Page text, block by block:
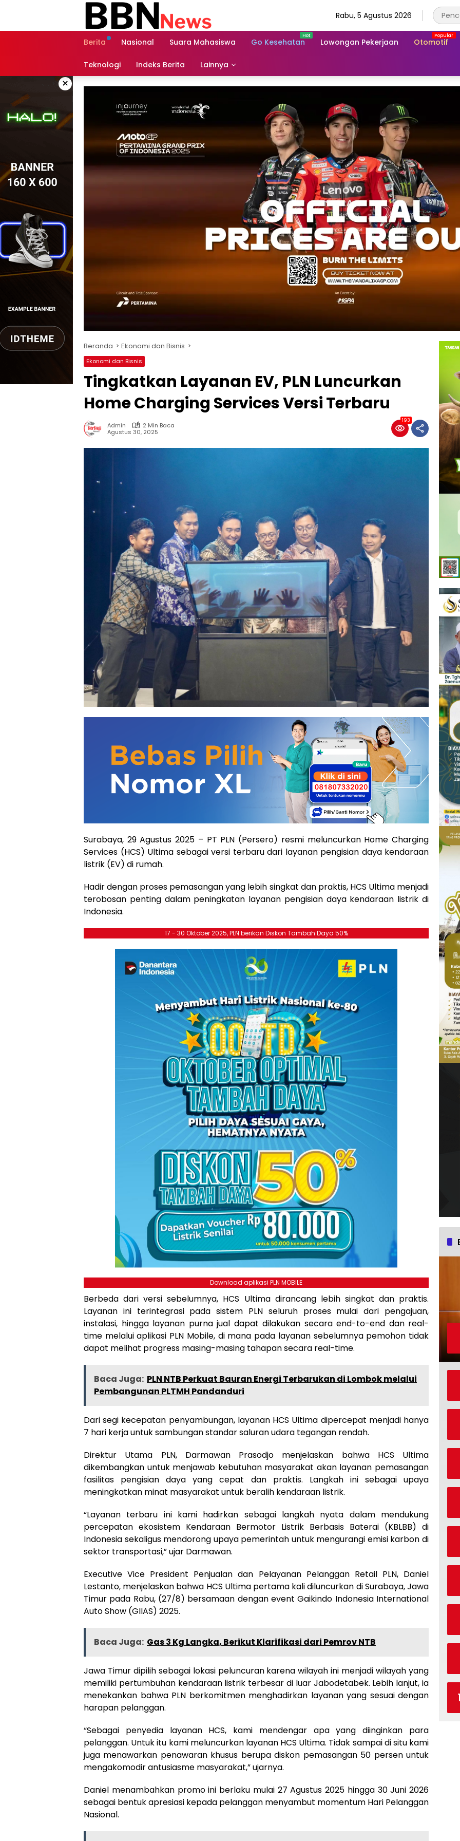
Rabu, 5 Agustus 2026
Berita Nasional Suara Mahasiswa Go Kesehatan Lowongan Pekerjaan Otomotif
Teknologi Indeks Berita Lainnya
×
Beranda Ekonomi dan Bisnis
Ekonomi dan Bisnis
Tingkatkan Layanan EV, PLN Luncurkan
Home Charging Services Versi Terbaru
Admin
2 Min Baca
Agustus 30, 2025
193
Surabaya, 29 Agustus 2025 – PT PLN (Persero) resmi meluncurkan Home Charging
Services (HCS) Ultima sebagai versi terbaru dari layanan pengisian daya kendaraan
listrik (EV) di rumah.
Hadir dengan proses pemasangan yang lebih singkat dan praktis, HCS Ultima menjadi
terobosan penting dalam peningkatan layanan pengisian daya kendaraan listrik di
Indonesia.
17 - 30 Oktober 2025, PLN berikan Diskon Tambah Daya 50%
Download aplikasi PLN MOBILE
Berbeda dari versi sebelumnya, HCS Ultima dirancang lebih singkat dan praktis.
Layanan ini terintegrasi pada sistem PLN seluruh proses mulai dari pengajuan,
instalasi, hingga layanan purna jual dapat dilakukan secara end-to-end dan real-
time melalui aplikasi PLN Mobile, di mana pada layanan sebelumnya pemohon tidak
dapat melihat progress masing-masing tahapan secara real-time.
Baca Juga: PLN NTB Perkuat Bauran Energi Terbarukan di Lombok melalui
Pembangunan PLTMH Pandanduri
Dari segi kecepatan penyambungan, layanan HCS Ultima dipercepat menjadi hanya
7 hari kerja untuk sambungan standar saluran udara tegangan rendah.
Direktur Utama PLN, Darmawan Prasodjo menjelaskan bahwa HCS Ultima
dikembangkan untuk menjawab kebutuhan masyarakat akan layanan pemasangan
fasilitas pengisian daya yang cepat dan praktis. Langkah ini sebagai upaya
meningkatkan minat masyarakat untuk beralih kendaraan listrik.
“Layanan terbaru ini kami hadirkan sebagai langkah nyata dalam mendukung
percepatan ekosistem Kendaraan Bermotor Listrik Berbasis Baterai (KBLBB) di
Indonesia sekaligus mendorong upaya pemerintah untuk mengurangi emisi karbon di
sektor transportasi,” ujar Darmawan.
Executive Vice President Penjualan dan Pelayanan Pelanggan Retail PLN, Daniel
Lestanto, menjelaskan bahwa HCS Ultima pertama kali diluncurkan di Surabaya, Jawa
Timur pada Rabu, (27/8) bersamaan dengan event Gaikindo Indonesia International
Auto Show (GIIAS) 2025.
Baca Juga: Gas 3 Kg Langka, Berikut Klarifikasi dari Pemrov NTB
Jawa Timur dipilih sebagai lokasi peluncuran karena wilayah ini menjadi wilayah yang
memiliki pertumbuhan kendaraan listrik terbesar di luar Jabodetabek. Lebih lanjut, ia
menekankan bahwa PLN berkomitmen menghadirkan layanan yang sesuai dengan
harapan pelanggan.
“Sebagai penyedia layanan HCS, kami mendengar apa yang diinginkan para
pelanggan. Untuk itu kami meluncurkan layanan HCS Ultima. Tidak sampai di situ kami
juga menawarkan penawaran khusus berupa diskon pemasangan 50 persen untuk
mengakomodir antusiasme masyarakat,” ujarnya.
Daniel menambahkan promo ini berlaku mulai 27 Agustus 2025 hingga 30 Juni 2026
sebagai bentuk apresiasi kepada pelanggan menyambut momentum Hari Pelanggan
Nasional.